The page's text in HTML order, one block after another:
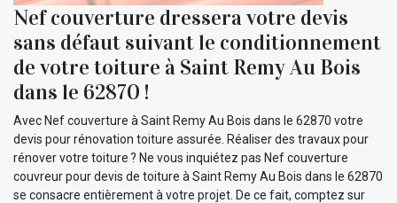
Nef couverture dressera votre devis
sans défaut suivant le conditionnement
de votre toiture à Saint Remy Au Bois
dans le 62870 !
Avec Nef couverture à Saint Remy Au Bois dans le 62870 votre
devis pour rénovation toiture assurée. Réaliser des travaux pour
rénover votre toiture ? Ne vous inquiétez pas Nef couverture
couvreur pour devis de toiture à Saint Remy Au Bois dans le 62870
se consacre entièrement à votre projet. De ce fait, comptez sur